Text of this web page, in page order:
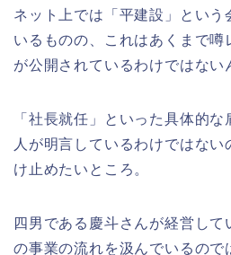
ネット上では「平建設」という
いるものの、これはあくまで噂
が公開されているわけではない
「社長就任」といった具体的
人が明言しているわけではな
け止めたいところ。
四男である慶斗さんが経営して
の事業の流れを汲んでいるので